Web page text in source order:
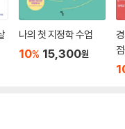
나의 첫 지정학 수업
10% 15,300원